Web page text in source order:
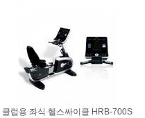
클럽용 좌식 헬스싸이클 HRB-700S